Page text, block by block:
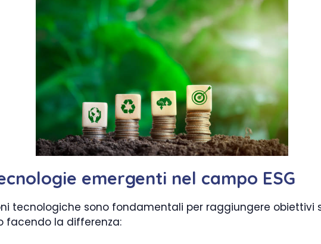
emergenti nel campo ESG
tecnologiche sono fondamentali per raggiungere obiettivi
facendo la differenza: